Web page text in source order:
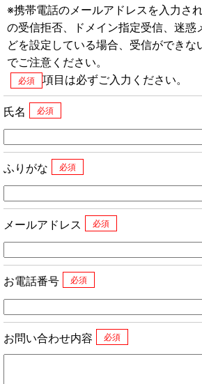
※携帯電話のメールアドレスを入力さ
の受信拒否、ドメイン指定受信、迷惑
どを設定している場合、受信ができな
でご注意ください。
必須 項目は必ずご入力ください。
氏名
ふりがな
メールアドレス
お電話番号
お問い合わせ内容